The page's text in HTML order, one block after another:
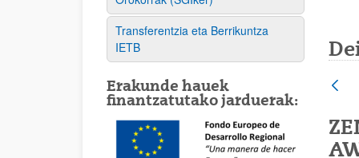
Transferentzia eta Berrikuntza
IETB
Erakunde hauek
finantzatutako jarduerak: